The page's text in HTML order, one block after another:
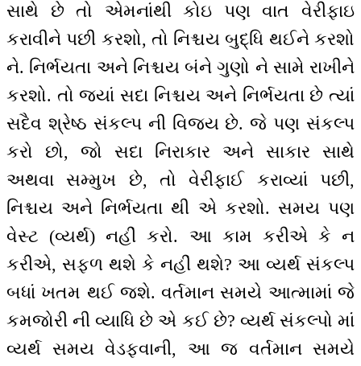
સાથે છે તો એમનાંથી કોઇ પણ વાત વેરીફાઇ
કરાવીને પછી કરશો, તો નિશ્ચય બુદ્ધિ થઈને કરશો
ને. નિર્ભયતા અને નિશ્ચય બંને ગુણો ને સામે રાખીને
કરશો. તો જ્યાં સદા નિશ્ચય અને નિર્ભયતા છે ત્યાં
સદૈવ શ્રેષ્ઠ સંકલ્પ ની વિજય છે. જે પણ સંકલ્પ
કરો છો, જો સદા નિરાકાર અને સાકાર સાથે
અથવા સમ્મુખ છે, તો વેરીફાઈ કરાવ્યાં પછી,
નિશ્ચય અને નિર્ભયતા થી એ કરશો. સમય પણ
વેસ્ટ (વ્યર્થ) નહીં કરો. આ કામ કરીએ કે ન
કરીએ, સફળ થશે કે નહીં થશે? આ વ્યર્થ સંકલ્પ
બધાં ખતમ થઈ જશે. વર્તમાન સમયે આત્મામાં જે
કમજોરી ની વ્યાધિ છે એ કઈ છે? વ્યર્થ સંકલ્પો માં
વ્યર્થ સમય વેડફવાની, આ જ વર્તમાન સમયે